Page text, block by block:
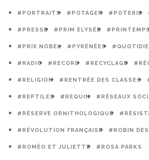
#PORTRAITS #POTAGER #POTERIE
#PRESSE #PRIM ELYSÉE
#PRIX NOBEL #PYRÉNÉES
#RADIO #RECORD #RECYCLAGE
#RELIGION #RENTRÉE DES CLASSES
#REPTILES #REQUIN #RÉSEAUX
#RÉSERVE ORNITHOLOGIQUE
#RÉVOLUTION FRANÇAISE #ROBIN
#ROMÉO ET JULIETTE #ROSA PARKS